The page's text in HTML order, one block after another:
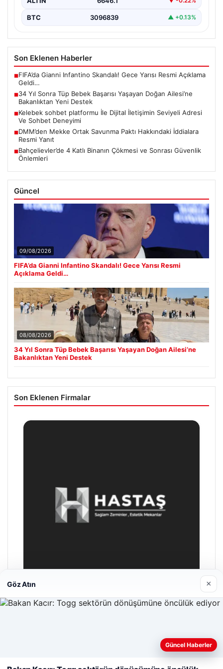
BTC 3096839 ▲ +0.13%
Son Eklenen Haberler
■FIFA’da Gianni Infantino Skandalı! Gece Yarısı Resmi Açıklama
Geldi…
■34 Yıl Sonra Tüp Bebek Başarısı Yaşayan Doğan Ailesi’ne
Bakanlıktan Yeni Destek
■Kelebek sohbet platformu İle Dijital İletişimin Seviyeli Adresi
Ve Sohbet Deneyimi
■DMM’den Mekke Ortak Savunma Paktı Hakkındaki İddialara
Resmi Yanıt
■Bahçelievler’de 4 Katlı Binanın Çökmesi ve Sonrası Güvenlik
Önlemleri
Güncel
09/08/2026
FIFA’da Gianni Infantino Skandalı! Gece Yarısı Resmi
Açıklama Geldi…
08/08/2026
34 Yıl Sonra Tüp Bebek Başarısı Yaşayan Doğan Ailesi’ne
Bakanlıktan Yeni Destek
Son Eklenen Firmalar
Web sitemizi nasıl kullandığınızı daha iyi anlayabilmek,
Göz Atın ×
Güncel Haberler